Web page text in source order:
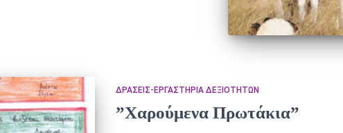
ΔΡΆΣΕΙΣ-ΕΡΓΑΣΤΉΡΙΑ ΔΕΞΙΟΤΉΤΩΝ
”Χαρούμενα Πρωτάκια”